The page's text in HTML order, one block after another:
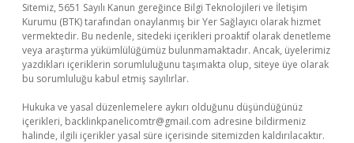
Sitemiz, 5651 Sayılı Kanun gereğince Bilgi Teknolojileri ve İletişim
Kurumu (BTK) tarafından onaylanmış bir Yer Sağlayıcı olarak hizmet
vermektedir. Bu nedenle, sitedeki içerikleri proaktif olarak denetleme
veya araştırma yükümlülüğümüz bulunmamaktadır. Ancak, üyelerimiz
yazdıkları içeriklerin sorumluluğunu taşımakta olup, siteye üye olarak
bu sorumluluğu kabul etmiş sayılırlar.
Hukuka ve yasal düzenlemelere aykırı olduğunu düşündüğünüz
içerikleri, backlinkpanelicomtr@gmail.com adresine bildirmeniz
halinde, ilgili içerikler yasal süre içerisinde sitemizden kaldırılacaktır.